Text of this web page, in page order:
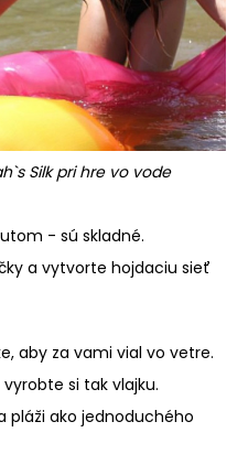
Silk pri hre vo vode
- sú skladné.
a vytvorte hojdaciu sieť
aby za vami vial vo vetre.
si tak vlajku.
pláži ako jednoduchého